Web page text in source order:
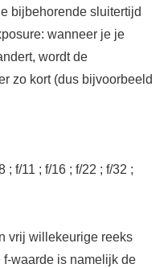
bijbehorende sluitertijd
wanneer je je
wordt de
zo kort (dus bijvoorbeeld
; f/11 ; f/16 ; f/22 ; f/32 ;
vrij willekeurige reeks
waarde is namelijk de